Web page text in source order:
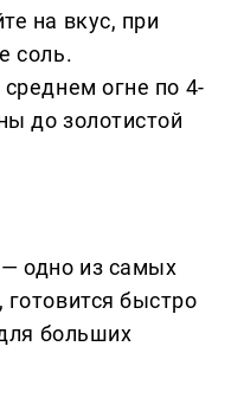
на вкус, при
соль.
огне по 4-
до золотистой
одно из самых
быстро
больших